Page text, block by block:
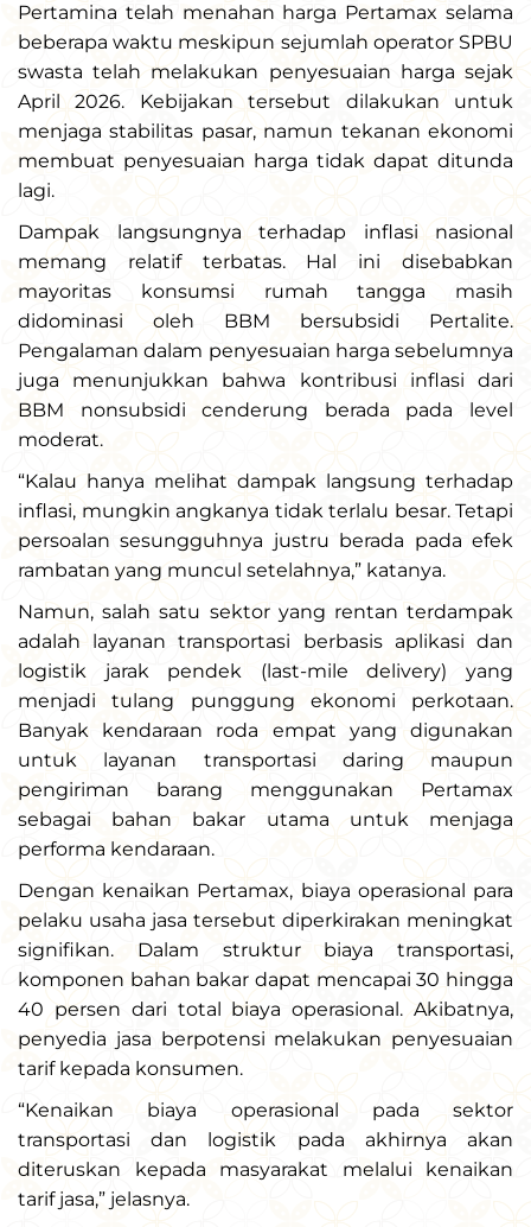
Pertamina telah menahan harga Pertamax selama
beberapa waktu meskipun sejumlah operator SPBU
swasta telah melakukan penyesuaian harga sejak
April 2026. Kebijakan tersebut dilakukan untuk
menjaga stabilitas pasar, namun tekanan ekonomi
membuat penyesuaian harga tidak dapat ditunda
lagi.
Dampak langsungnya terhadap inflasi nasional
memang relatif terbatas. Hal ini disebabkan
mayoritas konsumsi rumah tangga masih
didominasi oleh BBM bersubsidi Pertalite.
Pengalaman dalam penyesuaian harga sebelumnya
juga menunjukkan bahwa kontribusi inflasi dari
BBM nonsubsidi cenderung berada pada level
moderat.
“Kalau hanya melihat dampak langsung terhadap
inflasi, mungkin angkanya tidak terlalu besar. Tetapi
persoalan sesungguhnya justru berada pada efek
rambatan yang muncul setelahnya,” katanya.
Namun, salah satu sektor yang rentan terdampak
adalah layanan transportasi berbasis aplikasi dan
logistik jarak pendek (last-mile delivery) yang
menjadi tulang punggung ekonomi perkotaan.
Banyak kendaraan roda empat yang digunakan
untuk layanan transportasi daring maupun
pengiriman barang menggunakan Pertamax
sebagai bahan bakar utama untuk menjaga
performa kendaraan.
Dengan kenaikan Pertamax, biaya operasional para
pelaku usaha jasa tersebut diperkirakan meningkat
signifikan. Dalam struktur biaya transportasi,
komponen bahan bakar dapat mencapai 30 hingga
40 persen dari total biaya operasional. Akibatnya,
penyedia jasa berpotensi melakukan penyesuaian
tarif kepada konsumen.
“Kenaikan biaya operasional pada sektor
transportasi dan logistik pada akhirnya akan
diteruskan kepada masyarakat melalui kenaikan
tarif jasa,” jelasnya.